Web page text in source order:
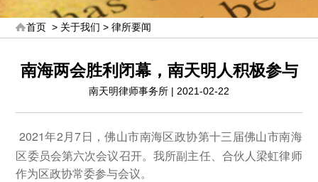
首页 > 关于我们 >律所要闻
南海两会胜利闭幕，南天明人积极参与
南天明律师事务所 | 2021-02-22
2021年2月7日，佛山市南海区政协第十三届佛山市南海
区委员会第六次会议召开。我所副主任、合伙人梁虹律师
作为区政协常委参与会议。